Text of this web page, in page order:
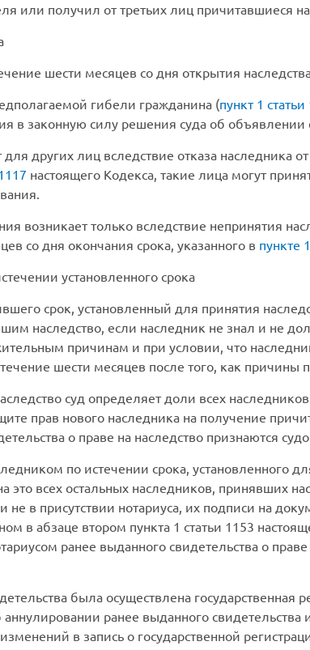
или получил от третьих лиц причитавшиеся
шести месяцев со дня открытия
гибели гражданина (пункт 1
в законную силу решения суда об
других лиц вследствие отказа наследника
настоящего Кодекса, такие лица могут
возникает только вследствие непринятия
со дня окончания срока, указанного в пункте 1
установленного срока
срок, установленный для принятия
наследство, если наследник не знал и не
причинам и при условии, что
шести месяцев после того, как причины
суд определяет доли всех
прав нового наследника на получение
о праве на наследство признаются
по истечении срока, установленного
всех остальных наследников, принявших
в присутствии нотариуса, их подписи на
в абзаце втором пункта 1 статьи 1153
ранее выданного свидетельства о
была осуществлена государственная
ранее выданного свидетельства
в запись о государственной